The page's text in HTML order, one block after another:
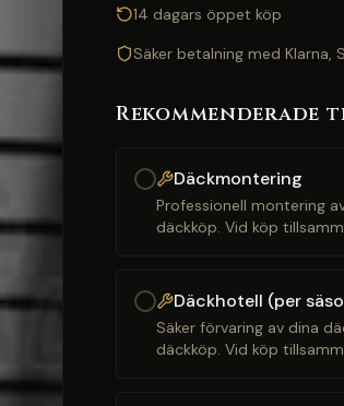
14 dagars öppet köp
Säker betalning med Klarna,
Däckmontering
Professionell montering
däckköp. Vid köp
Däckhotell (per
Säker förvaring av dina
däckköp. Vid köp